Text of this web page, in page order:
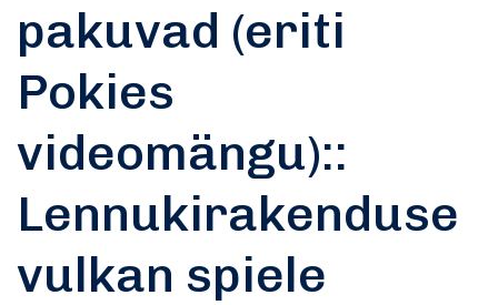
pakuvad (eriti
Pokies
videomängu)::
Lennukirakenduse
vulkan spiele